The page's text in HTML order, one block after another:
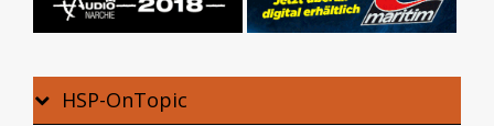
HSP-OnTopic